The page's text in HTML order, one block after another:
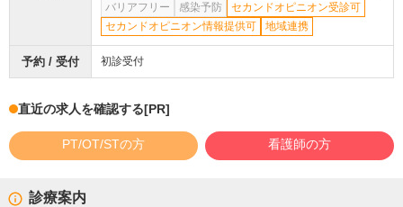
バリアフリー
感染予防
セカンドオピニオン受診可
セカンドオピニオン情報提供可
地域連携
予約 / 受付 初診受付
直近の求人を確認する[PR]
PT/OT/STの方 看護師の方
診療案内